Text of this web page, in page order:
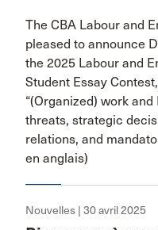
The CBA Labour and
pleased to announce
the 2025 Labour and
Student Essay
“(Organized) work
threats, strategic
relations, and
en anglais)
Nouvelles | 30 avril 2025